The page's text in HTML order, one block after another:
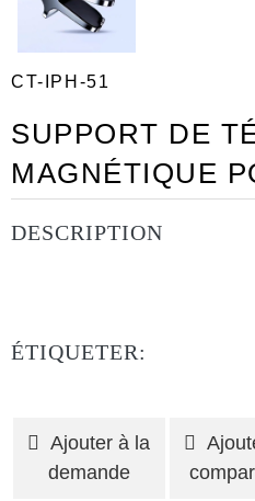
CT-IPH-51
SUPPORT DE
MAGNÉTIQUE
DESCRIPTION
ÉTIQUETER:
Ajouter à la
demande